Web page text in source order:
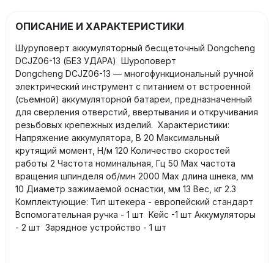
ОПИСАНИЕ И ХАРАКТЕРИСТИКИ
Шуруповерт аккумуляторный бесщеточный Dongcheng
DCJZ06-13 (БЕЗ УДАРА) Шуроповерт
Dongcheng DCJZ06-13 — многофункциональный ручной
электрический инструмент с питанием от встроенной
(съемной) аккумуляторной батареи, предназначенный
для сверления отверстий, ввертывания и откручивания
резьбовых крепежных изделий. Характеристики:
Напряжение аккумулятора, В 20 Максимальный
крутящий момент, Н/м 120 Количество скоростей
работы 2 Частота номинальная, Гц 50 Мах частота
вращения шпинделя об/мин 2000 Мах длина шнека, мм
10 Диаметр зажимаемой оснастки, мм 13 Вес, кг 2.3
Комплектующие: Тип штекера - европейский стандарт
Вспомогательная ручка - 1 шт Кейс -1 шт Аккумуляторы
- 2 шт Зарядное устройство - 1 шт